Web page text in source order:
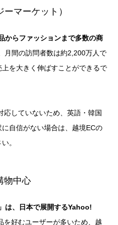
ーマーケット）
からファッションまで多数の商
月間の訪問者数は約2,200万人で
を大きく伸ばすことができるで
していないため、英語・韓国
自信がない場合は、越境ECの
。
物中心
は、日本で展開するYahoo!
を好むユーザーが多いため、越